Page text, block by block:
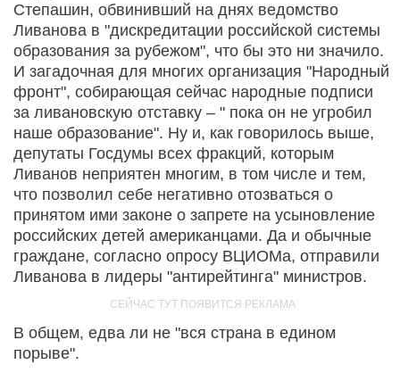
Степашин, обвинивший на днях ведомство
Ливанова в "дискредитации российской системы
образования за рубежом", что бы это ни значило.
И загадочная для многих организация "Народный
фронт", собирающая сейчас народные подписи
за ливановскую отставку – " пока он не угробил
наше образование". Ну и, как говорилось выше,
депутаты Госдумы всех фракций, которым
Ливанов неприятен многим, в том числе и тем,
что позволил себе негативно отозваться о
принятом ими законе о запрете на усыновление
российских детей американцами. Да и обычные
граждане, согласно опросу ВЦИОМа, отправили
Ливанова в лидеры "антирейтинга" министров.
В общем, едва ли не "вся страна в едином
порыве".